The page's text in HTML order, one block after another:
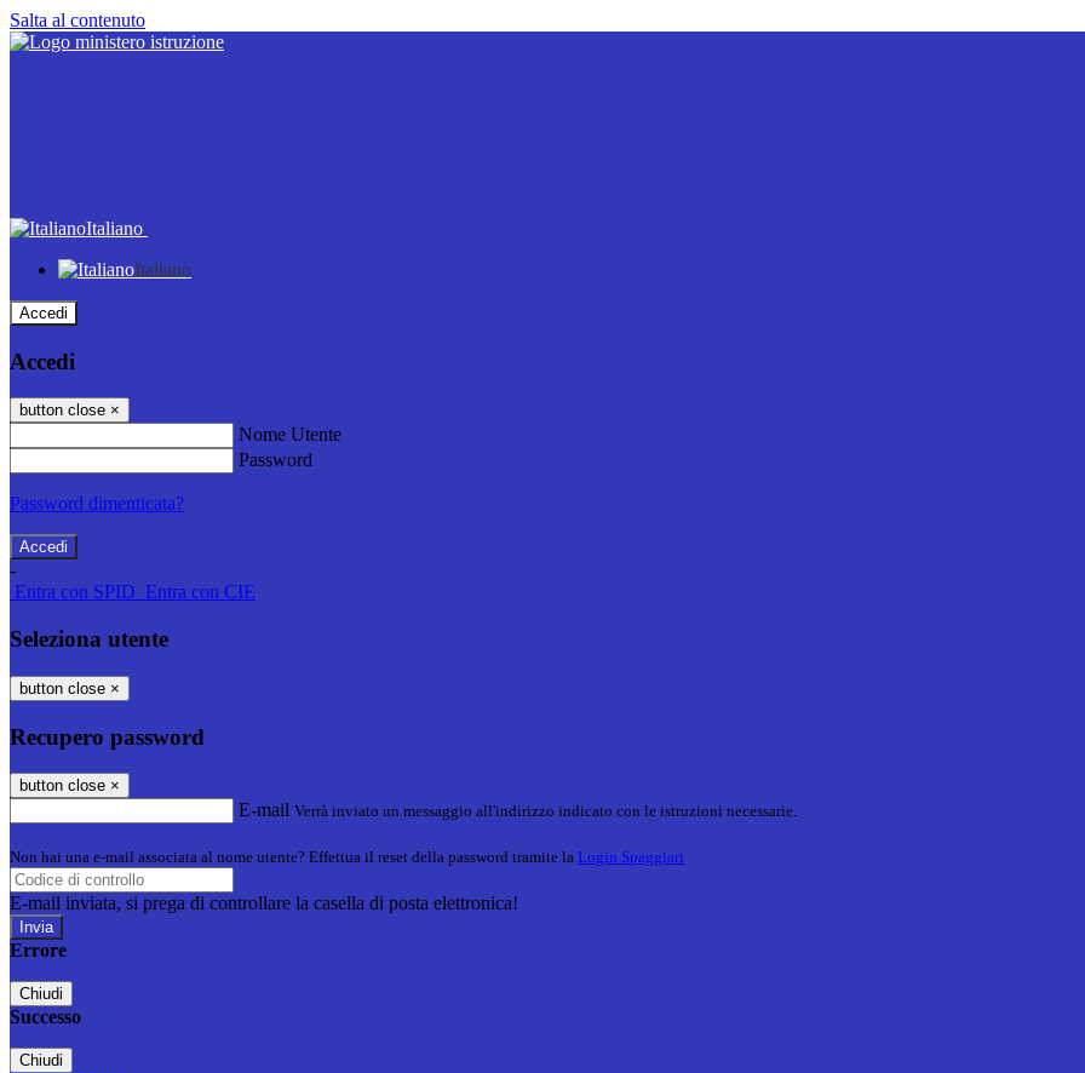
Salta al contenuto
Italiano
Italiano
Accedi
Accedi
button close ×
Nome Utente
Password
Password dimenticata?
-
Entra con SPID Entra con CIE
Seleziona utente
button close ×
Recupero password
button close ×
E-mail Verrà inviato un messaggio all'indirizzo indicato con le istruzioni necessarie.
Non hai una e-mail associata al nome utente? Effettua il reset della password tramite la Login Spaggiari
E-mail inviata, si prega di controllare la casella di posta elettronica!
Errore
Chiudi
Successo
Chiudi